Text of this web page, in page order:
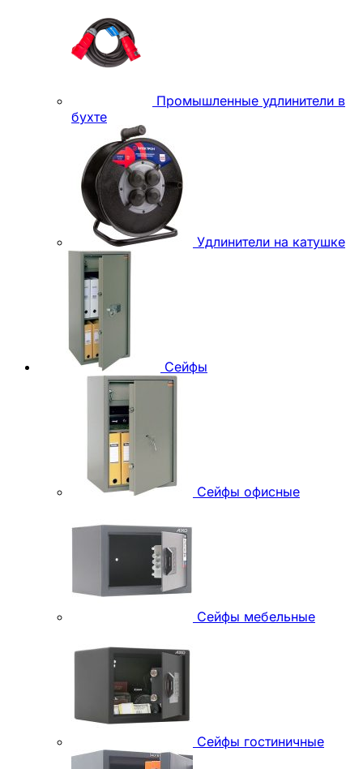
Промышленные удлинители в
бухте
Удлинители на катушке
Сейфы
Сейфы офисные
Сейфы мебельные
Сейфы гостиничные